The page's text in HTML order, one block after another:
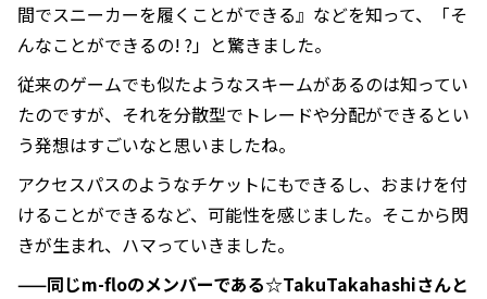
間でスニーカーを履くことができる』などを知って、「そ
んなことができるの! ?」と驚きました。
従来のゲームでも似たようなスキームがあるのは知ってい
たのですが、それを分散型でトレードや分配ができるとい
う発想はすごいなと思いましたね。
アクセスパスのようなチケットにもできるし、おまけを付
けることができるなど、可能性を感じました。そこから閃
きが生まれ、ハマっていきました。
——同じm-floのメンバーである☆TakuTakahashiさんと